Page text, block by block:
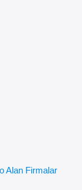
Alan Firmalar